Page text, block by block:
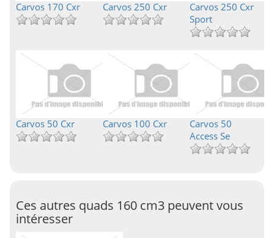
Carvos 170 Cxr Carvos 250 Cxr
Carvos 250 Cxr
Sport
Carvos 50 Cxr Carvos 100 Cxr
Carvos 50
Access Se
Ces autres quads 160 cm3 peuvent vous
intéresser